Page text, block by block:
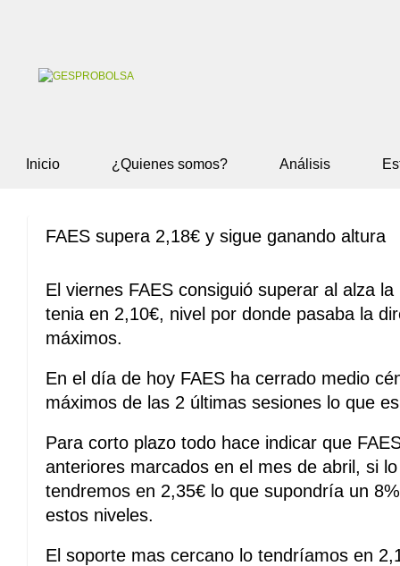
Inicio ¿Quienes somos? Análisis
FAES supera 2,18€ y sigue ganando altura
El viernes FAES consiguió superar al alza
tenia en 2,10€, nivel por donde pasaba la
máximos.
En el día de hoy FAES ha cerrado medio
máximos de las 2 últimas sesiones lo que
Para corto plazo todo hace indicar que
anteriores marcados en el mes de abril, si
tendremos en 2,35€ lo que supondría un
estos niveles.
El soporte mas cercano lo tendríamos en